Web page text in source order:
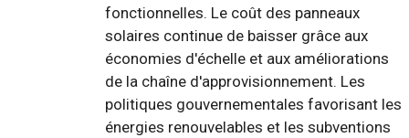
fonctionnelles. Le coût des panneaux
solaires continue de baisser grâce aux
économies d'échelle et aux améliorations
de la chaîne d'approvisionnement. Les
politiques gouvernementales favorisant les
énergies renouvelables et les subventions